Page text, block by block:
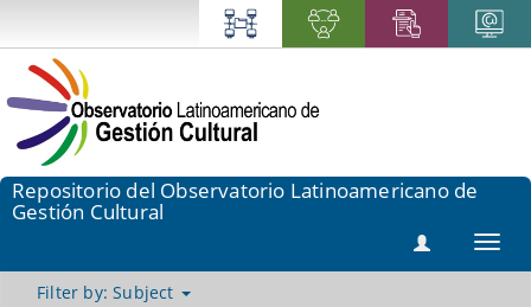
Repositorio del Observatorio Latinoamericano de
Gestión Cultural
Filter by: Subject